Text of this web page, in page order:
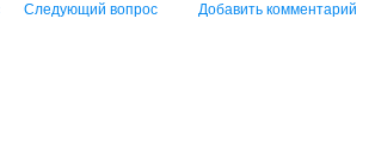
Следующий вопрос Добавить комментарий